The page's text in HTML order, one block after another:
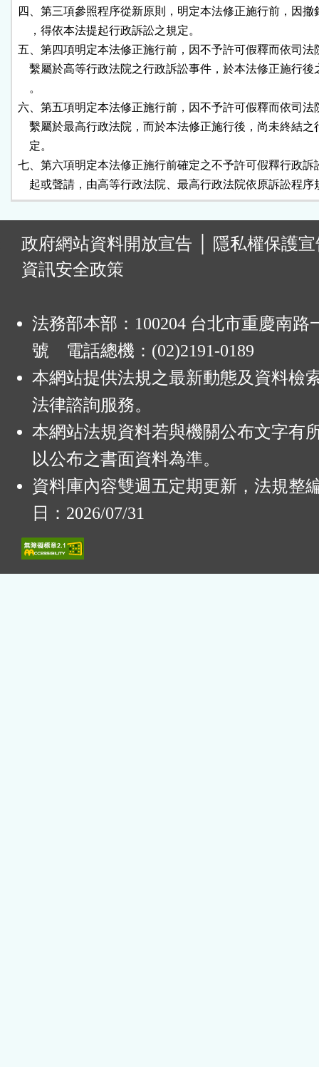
四、第三項參照程序從新原則，明定本法修正施行前，因
    ，得依本法提起行政訴訟之規定。
五、第四項明定本法修正施行前，因不予許可假釋而依司
繫屬於高等行政法院之行政訴訟事件，於本法修正施行
    。
六、第五項明定本法修正施行前，因不予許可假釋而依司
繫屬於最高行政法院，而於本法修正施行後，尚未終結
    定。
七、第六項明定本法修正施行前確定之不予許可假釋行政訴
起或聲請，由高等行政法院、最高行政法院依原訴訟程
政府網站資料開放宣告
隱私權保護
資訊安全政策
法務部本部：100204 台北市重慶南路
號 電話總機：(02)2191-0189
本網站提供法規之最新動態及資料檢
法律諮詢服務。
本網站法規資料若與機關公布文字有
以公布之書面資料為準。
資料庫內容雙週五定期更新，法規整
日：2026/07/31